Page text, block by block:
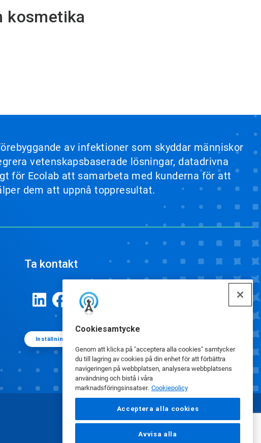
Cookiesamtycke
Genom att klicka på "acceptera alla cookies" samtycker
du till lagring av cookies på din enhet för att förbättra
navigeringen på webbplatsen, analysera webbplatsens
användning och bistå i våra
marknadsföringsinsatser. Cookiepolicy
Acceptera alla cookies
Avvisa alla
kosmetika
av infektioner som skyddar människor
vetenskapsbaserade lösningar, datadrivna
för Ecolab att samarbeta med kunderna för att
dem att uppnå toppresultat.
Ta kontakt
Inställningar för cookies